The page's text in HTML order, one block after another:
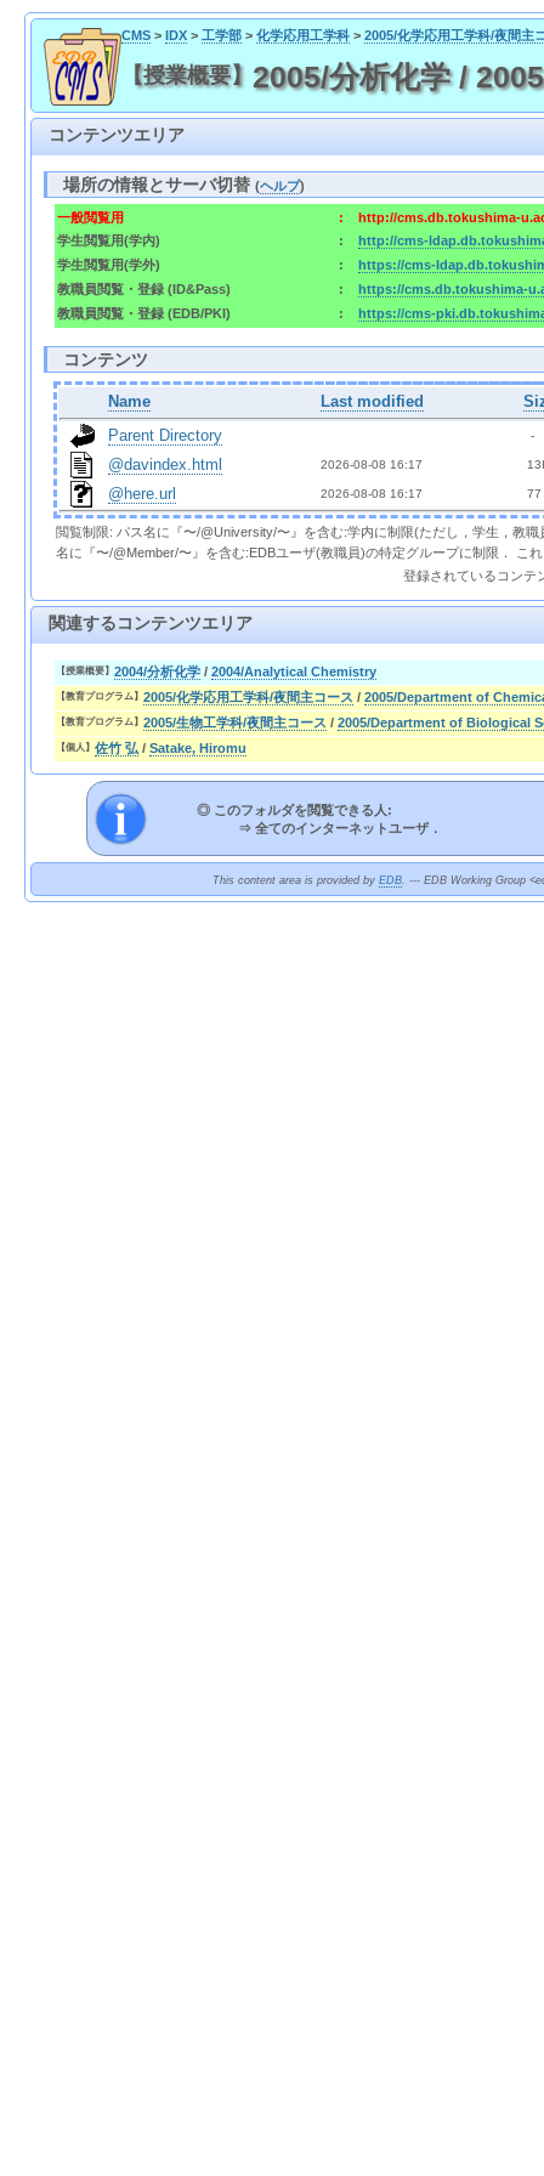
CMS> IDX> 工学部> 化学応用工学科> 2005/化学応用工学科/夜間主
【授業概要】 2005/分析化学 /
コンテンツエリア
場所の情報とサーバ切替(ヘルプ)
一般閲覧用 :
http://cms.db.tokushima-
学生閲覧用(学内)
:
http://cms-
学生閲覧用(学外)
:
https://cms-
教職員閲覧・登録 (ID&Pass)
:
https://cms.db.tokushima-
教職員閲覧・登録 (EDB/PKI)
: https://cms-
コンテンツ
Name Last modified
Parent Directory
  -
@davindex.html 2026-08-08 16:17
@here.url 2026-08-08 16:17 77
閲覧制限: パス名に『〜/@University/〜』を含む:学内に制限(ただし，学生，教
名に『〜/@Member/〜』を含む:EDBユーザ(教職員)の特定グループに制限． こ
登録されているコンテ
関連するコンテンツエリア
【授業概要】 2004/分析化学 / 2004/Analytical Chemistry
【教育プログラム】 2005/化学応用工学科/夜間主コース / 2005/Department of
【教育プログラム】 2005/生物工学科/夜間主コース / 2005/Department of Biological
【個人】 佐竹 弘 / Satake, Hiromu
◎ このフォルダを閲覧できる人:
⇒ 全てのインターネットユーザ．
This content area is provided by EDB. --- EDB Working Group